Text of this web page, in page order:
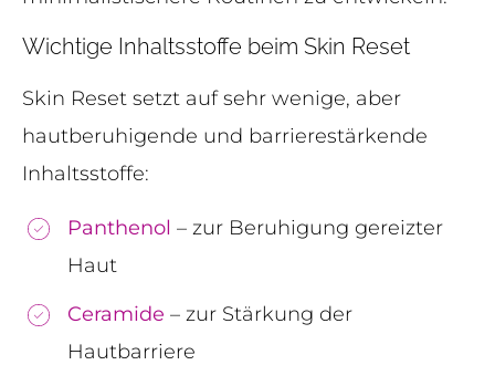
Wichtige Inhaltsstoffe beim Skin Reset
Skin Reset setzt auf sehr wenige, aber
hautberuhigende und barrierestärkende
Inhaltsstoffe:
Panthenol – zur Beruhigung gereizter
Haut
Ceramide – zur Stärkung der
Hautbarriere